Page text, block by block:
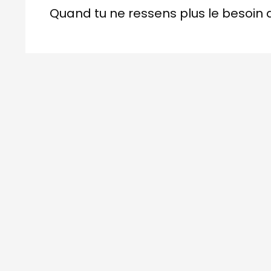
Quand tu ne ressens plus le besoin